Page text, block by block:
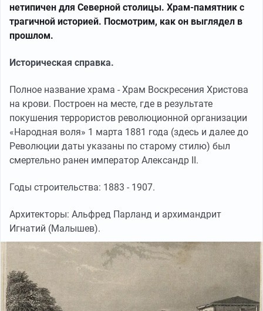
нетипичен для Северной столицы. Храм-памятник с
трагичной историей. Посмотрим, как он выглядел в
прошлом.
Историческая справка.
Полное название храма - Храм Воскресения Христова
на крови. Построен на месте, где в результате
покушения террористов революционной организации
«Народная воля» 1 марта 1881 года (здесь и далее до
Революции даты указаны по старому стилю) был
смертельно ранен император Александр II.
Годы строительства: 1883 - 1907.
Архитекторы: Альфред Парланд и архимандрит
Игнатий (Малышев).